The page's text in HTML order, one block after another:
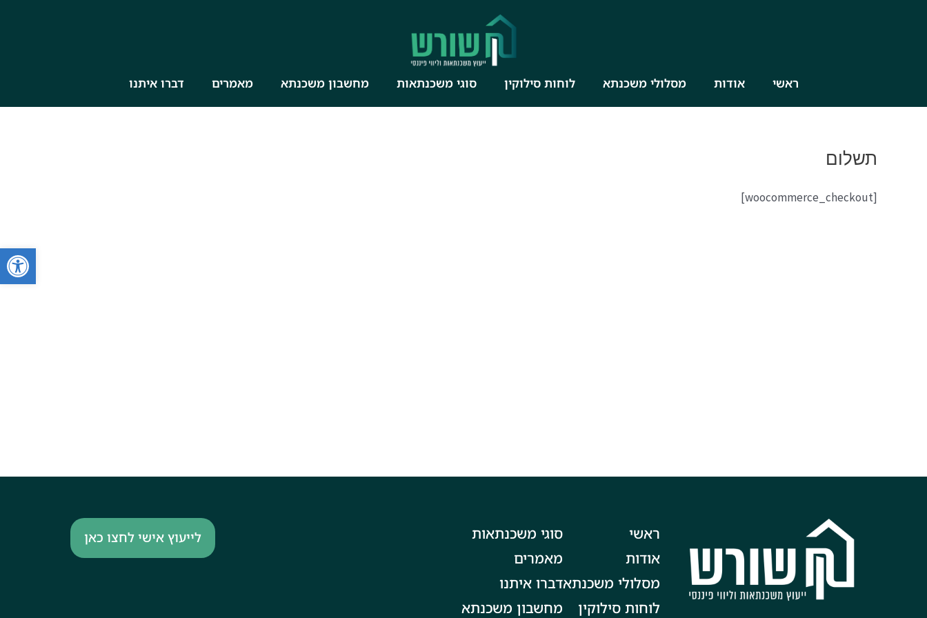
פתח
ראשי אודות מסלולי משכנתא לוחות סילוקין סוגי משכנתאות מחשבון משכנתא מאמרים דברו איתנו
תשלום
[woocommerce_checkout]
ראשי
אודות
מסלולי משכנתא
לוחות סילוקין
סוגי משכנתאות
מאמרים
דברו איתנו
מחשבון משכנתא
לייעוץ אישי לחצו כאן